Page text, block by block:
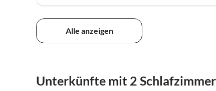
Alle anzeigen
Unterkünfte mit 2 Schlafzimmer